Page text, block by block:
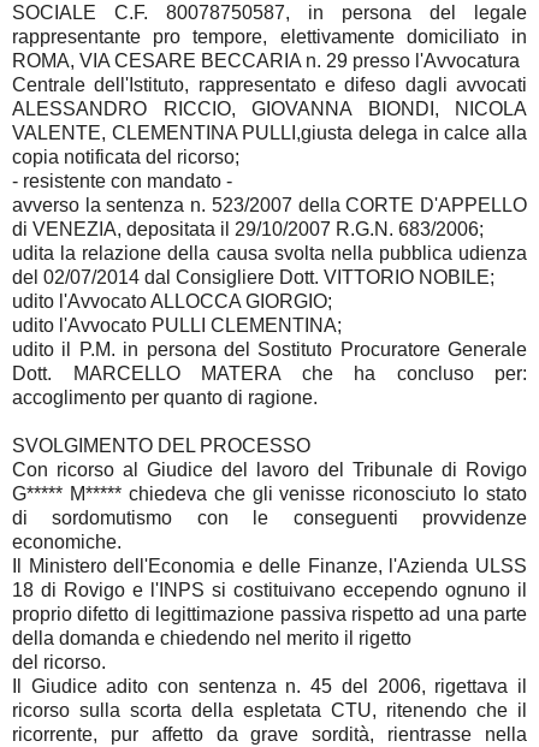
SOCIALE C.F. 80078750587, in persona del legale
rappresentante pro tempore, elettivamente domiciliato in
ROMA, VIA CESARE BECCARIA n. 29 presso l'Avvocatura
Centrale dell'Istituto, rappresentato e difeso dagli avvocati
ALESSANDRO RICCIO, GIOVANNA BIONDI, NICOLA
VALENTE, CLEMENTINA PULLI,giusta delega in calce alla
copia notificata del ricorso;
- resistente con mandato -
avverso la sentenza n. 523/2007 della CORTE D'APPELLO
di VENEZIA, depositata il 29/10/2007 R.G.N. 683/2006;
udita la relazione della causa svolta nella pubblica udienza
del 02/07/2014 dal Consigliere Dott. VITTORIO NOBILE;
udito l'Avvocato ALLOCCA GIORGIO;
udito l'Avvocato PULLI CLEMENTINA;
udito il P.M. in persona del Sostituto Procuratore Generale
Dott. MARCELLO MATERA che ha concluso per:
accoglimento per quanto di ragione.
SVOLGIMENTO DEL PROCESSO
Con ricorso al Giudice del lavoro del Tribunale di Rovigo
G***** M***** chiedeva che gli venisse riconosciuto lo stato
di sordomutismo con le conseguenti provvidenze
economiche.
Il Ministero dell'Economia e delle Finanze, l'Azienda ULSS
18 di Rovigo e l'INPS si costituivano eccependo ognuno il
proprio difetto di legittimazione passiva rispetto ad una parte
della domanda e chiedendo nel merito il rigetto
del ricorso.
Il Giudice adito con sentenza n. 45 del 2006, rigettava il
ricorso sulla scorta della espletata CTU, ritenendo che il
ricorrente, pur affetto da grave sordità, rientrasse nella